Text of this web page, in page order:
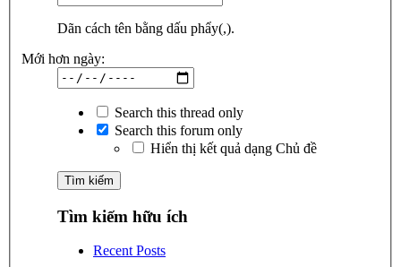
Dãn cách tên bằng dấu phẩy(,).
Mới hơn ngày:
Search this thread only
Search this forum only
Hiển thị kết quả dạng Chủ đề
Tìm kiếm hữu ích
Recent Posts